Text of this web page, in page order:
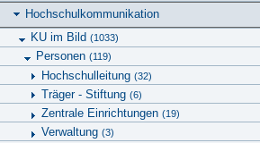
Hochschulkommunikation
KU im Bild (1033)
Personen (119)
Hochschulleitung (32)
Träger - Stiftung (6)
Zentrale Einrichtungen (19)
Verwaltung (3)